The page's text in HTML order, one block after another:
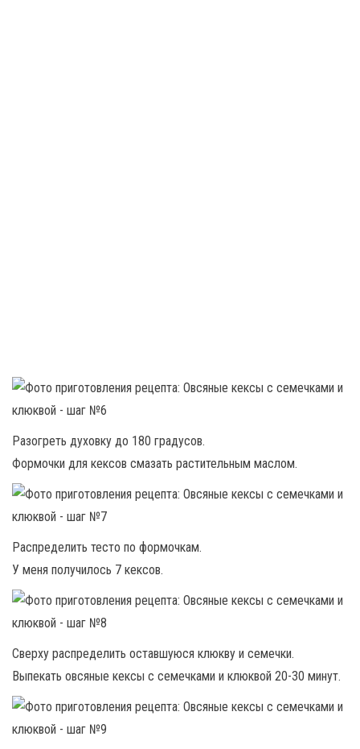
Разогреть духовку до 180 градусов.
Формочки для кексов смазать растительным маслом.
Распределить тесто по формочкам.
У меня получилось 7 кексов.
Сверху распределить оставшуюся клюкву и семечки.
Выпекать овсяные кексы с семечками и клюквой 20-30 минут.